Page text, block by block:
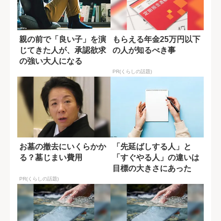
親の前で「良い子」を演
じてきた人が、承認欲求
の強い大人になる
もらえる年金25万円以下
の人が知るべき事
PR(くらしの話題)
お墓の撤去にいくらかか
る？墓じまい費用
PR(くらしの話題)
「先延ばしする人」と
「すぐやる人」の違いは
目標の大きさにあった